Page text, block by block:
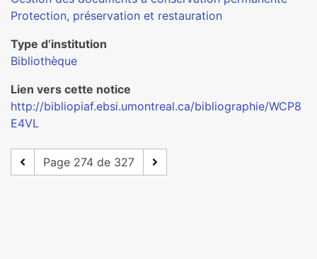
Protection, préservation et restauration
Type d’institution
Bibliothèque
Lien vers cette notice
http://bibliopiaf.ebsi.umontreal.ca/bibliographie/WCP8
E4VL
Page 274 de 327